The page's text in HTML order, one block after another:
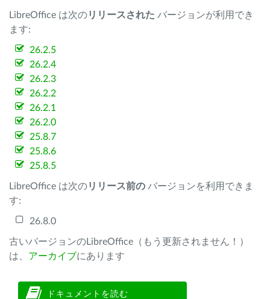
LibreOffice は次のリリースされた バージョンが利用でき
ます:
26.2.5
26.2.4
26.2.3
26.2.2
26.2.1
26.2.0
25.8.7
25.8.6
25.8.5
LibreOffice は次のリリース前の バージョンを利用できま
す:
26.8.0
古いバージョンのLibreOffice（もう更新されません！）
は、 アーカイブにあります
ドキュメントを読む